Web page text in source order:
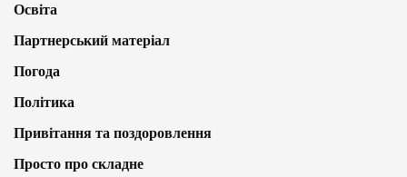
Освіта
Партнерський матеріал
Погода
Політика
Привітання та поздоровлення
Просто про складне